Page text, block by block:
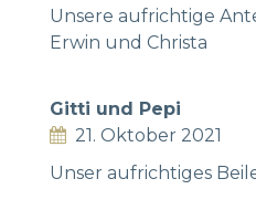
Unsere aufrichtige
Erwin und Christa
Gitti und Pepi
21. Oktober 2021
Unser aufrichtiges